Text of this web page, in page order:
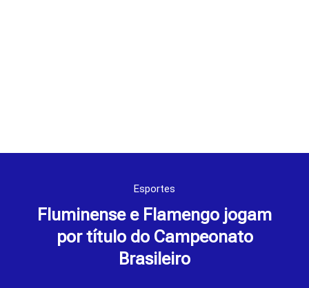
Esportes
Fluminense e Flamengo jogam
por título do Campeonato
Brasileiro